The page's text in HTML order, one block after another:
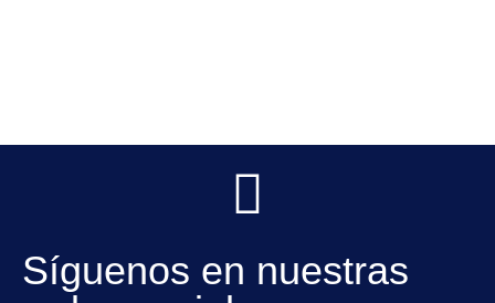
Síguenos en nuestras